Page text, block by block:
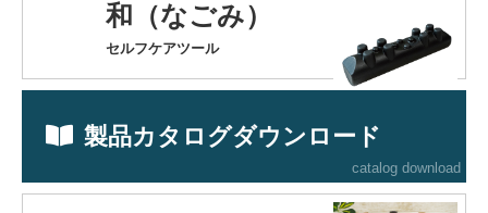
和（なごみ）
セルフケアツール
製品カタログダウンロード
catalog download